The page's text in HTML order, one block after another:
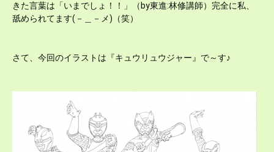
きた言葉は「いまでしょ！！」（by東進:林修講師）完全に私、
舐められてます(－＿－メ)（笑）
さて、今回のイラストは『キュウリュウジャー』で～す♪